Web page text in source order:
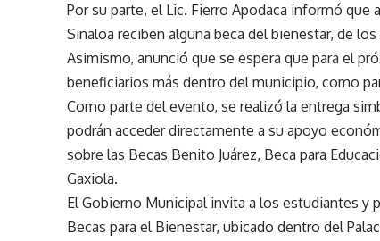
Por su parte, el Lic. Fierro Apodaca informó que
Sinaloa reciben alguna beca del bienestar, de
Asimismo, anunció que se espera que para el
beneficiarios más dentro del municipio, como
Como parte del evento, se realizó la entrega
podrán acceder directamente a su apoyo
sobre las Becas Benito Juárez, Beca para
Gaxiola.
El Gobierno Municipal invita a los estudiantes y
Becas para el Bienestar, ubicado dentro del